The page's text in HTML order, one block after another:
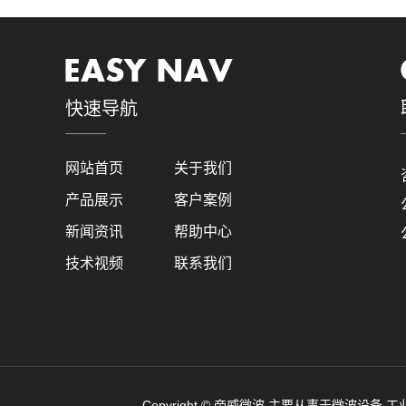
快速导航
网站首页 关于我们
产品展示 客户案例
新闻资讯 帮助中心
技术视频 联系我们